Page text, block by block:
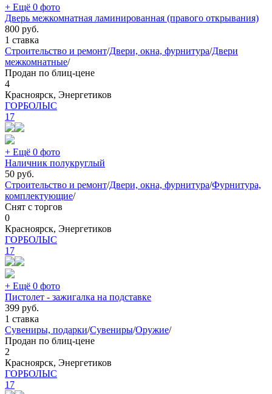
+ Ещё 0 фото
Дверь межкомнатная ламинированная (правого открывания)
800 руб.
1 ставка
Строительство и ремонт/Двери, окна, фурнитура/Двери
межкомнатные/
Продан по блиц-цене
4
Красноярск, Энергетиков
ГОРБОЛЫС
17
+ Ещё 0 фото
Наличник полукруглый
50 руб.
Строительство и ремонт/Двери, окна, фурнитура/Фурнитура,
комплектующие/
Снят с торгов
0
Красноярск, Энергетиков
ГОРБОЛЫС
17
+ Ещё 0 фото
Пистолет - зажигалка на подставке
399 руб.
1 ставка
Сувениры, подарки/Сувениры/Оружие/
Продан по блиц-цене
2
Красноярск, Энергетиков
ГОРБОЛЫС
17